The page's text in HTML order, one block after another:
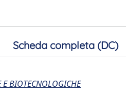
Scheda completa (DC)
E BIOTECNOLOGICHE